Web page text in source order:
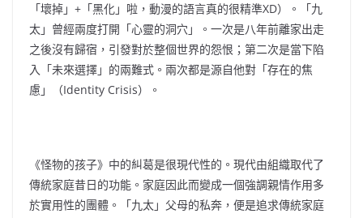
「壞掉」+「黑化」啦，動漫的語言真的很精準XD）。「九
太」曾經兩度打開「心靈的洞穴」。一次是八年前離家出走
之後沒有歸宿，引發對於整個世界的怨恨；第二次是當下陷
入「未來選擇」的兩難式。兩次都是源自他對「存在的焦
慮」（Identity Crisis）。
《怪物的孩子》中的糾葛是很現代性的。現代由組織取代了
傳統家庭昔日的功能。家庭因此而變成一個強調親情作用多
於實用性的團體。「九太」父母的私奔，便是追求傳統家庭